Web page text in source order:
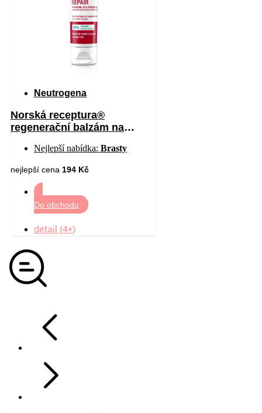
Neutrogena
Norská receptura®
regenerační balzám na
Nejlepší nabídka: Brasty
nejlepší cena 194 Kč
Do obchodu
detail (4+)